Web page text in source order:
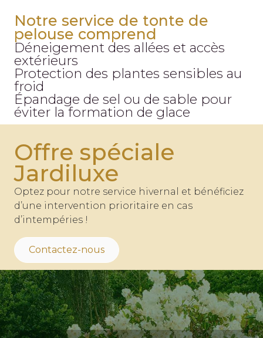
Notre service de tonte de
pelouse comprend
Déneigement des allées et accès
extérieurs
Protection des plantes sensibles au
froid
Épandage de sel ou de sable pour
éviter la formation de glace
Offre spéciale
Jardiluxe
Optez pour notre service hivernal et bénéficiez
d’une intervention prioritaire en cas
d’intempéries !
Contactez-nous